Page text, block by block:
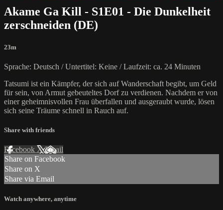
Akame Ga Kill - S1E01 - Die Dunkelheit
zerschneiden (DE)
23m
Sprache: Deutsch / Untertitel: Keine / Laufzeit: ca. 24 Minuten
Tatsumi ist ein Kämpfer, der sich auf Wanderschaft begibt, um Geld
für sein, von Armut gebeuteltes Dorf zu verdienen. Nachdem er von
einer geheimnisvollen Frau überfallen und ausgeraubt wurde, lösen
sich seine Träume schnell in Rauch auf.
Share with friends
Facebook XEmail
Share on Facebook
Share on X
Share via Email
Watch anywhere, anytime